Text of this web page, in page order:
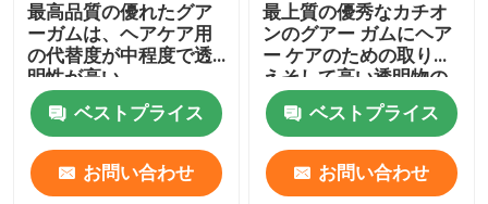
製紙の添加物
ペンキ添加物
グアー ガムののり
最高品質の優れたグア
ーガムは、ヘアケア用
の代替度が中程度で透
明性が高い
ベストプライス
お問い合わせ
最上質の優秀なカチオ
ンのグアー ガムにヘア
ー ケアのための取り替
えそして高い透明物の
高度がある
ベストプライス
お問い合わせ